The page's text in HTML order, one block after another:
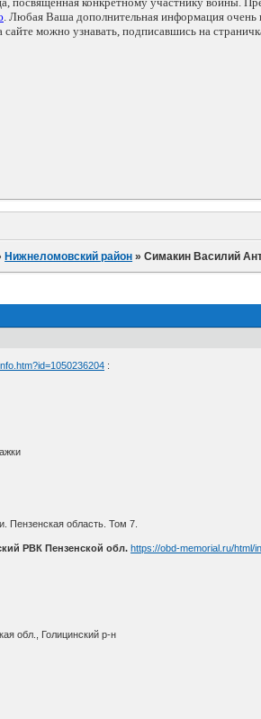
. Любая Ваша дополнительная информация очень
можно узнавать, подписавшись на
Нижнеломовский район »Симакин Василий
:
Пензенская область. Том 7.
РВК Пензенской обл. https://obd-memorial.ru/html/
обл., Голицинский р-н